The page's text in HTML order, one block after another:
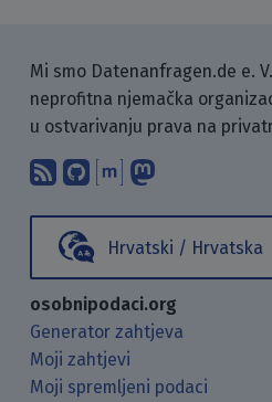
Mi smo Datenanfragen.de e.
neprofitna njemačka
u ostvarivanju prava na
Pretplati se na
Pronađi nas na
Raspravljaj
Hrvatski / Hrvatska
osobnipodaci.org
Generator zahtjeva
Moji zahtjevi
Moji spremljeni podaci